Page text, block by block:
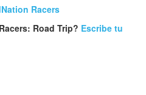
Racers
Road Trip? Escribe tu